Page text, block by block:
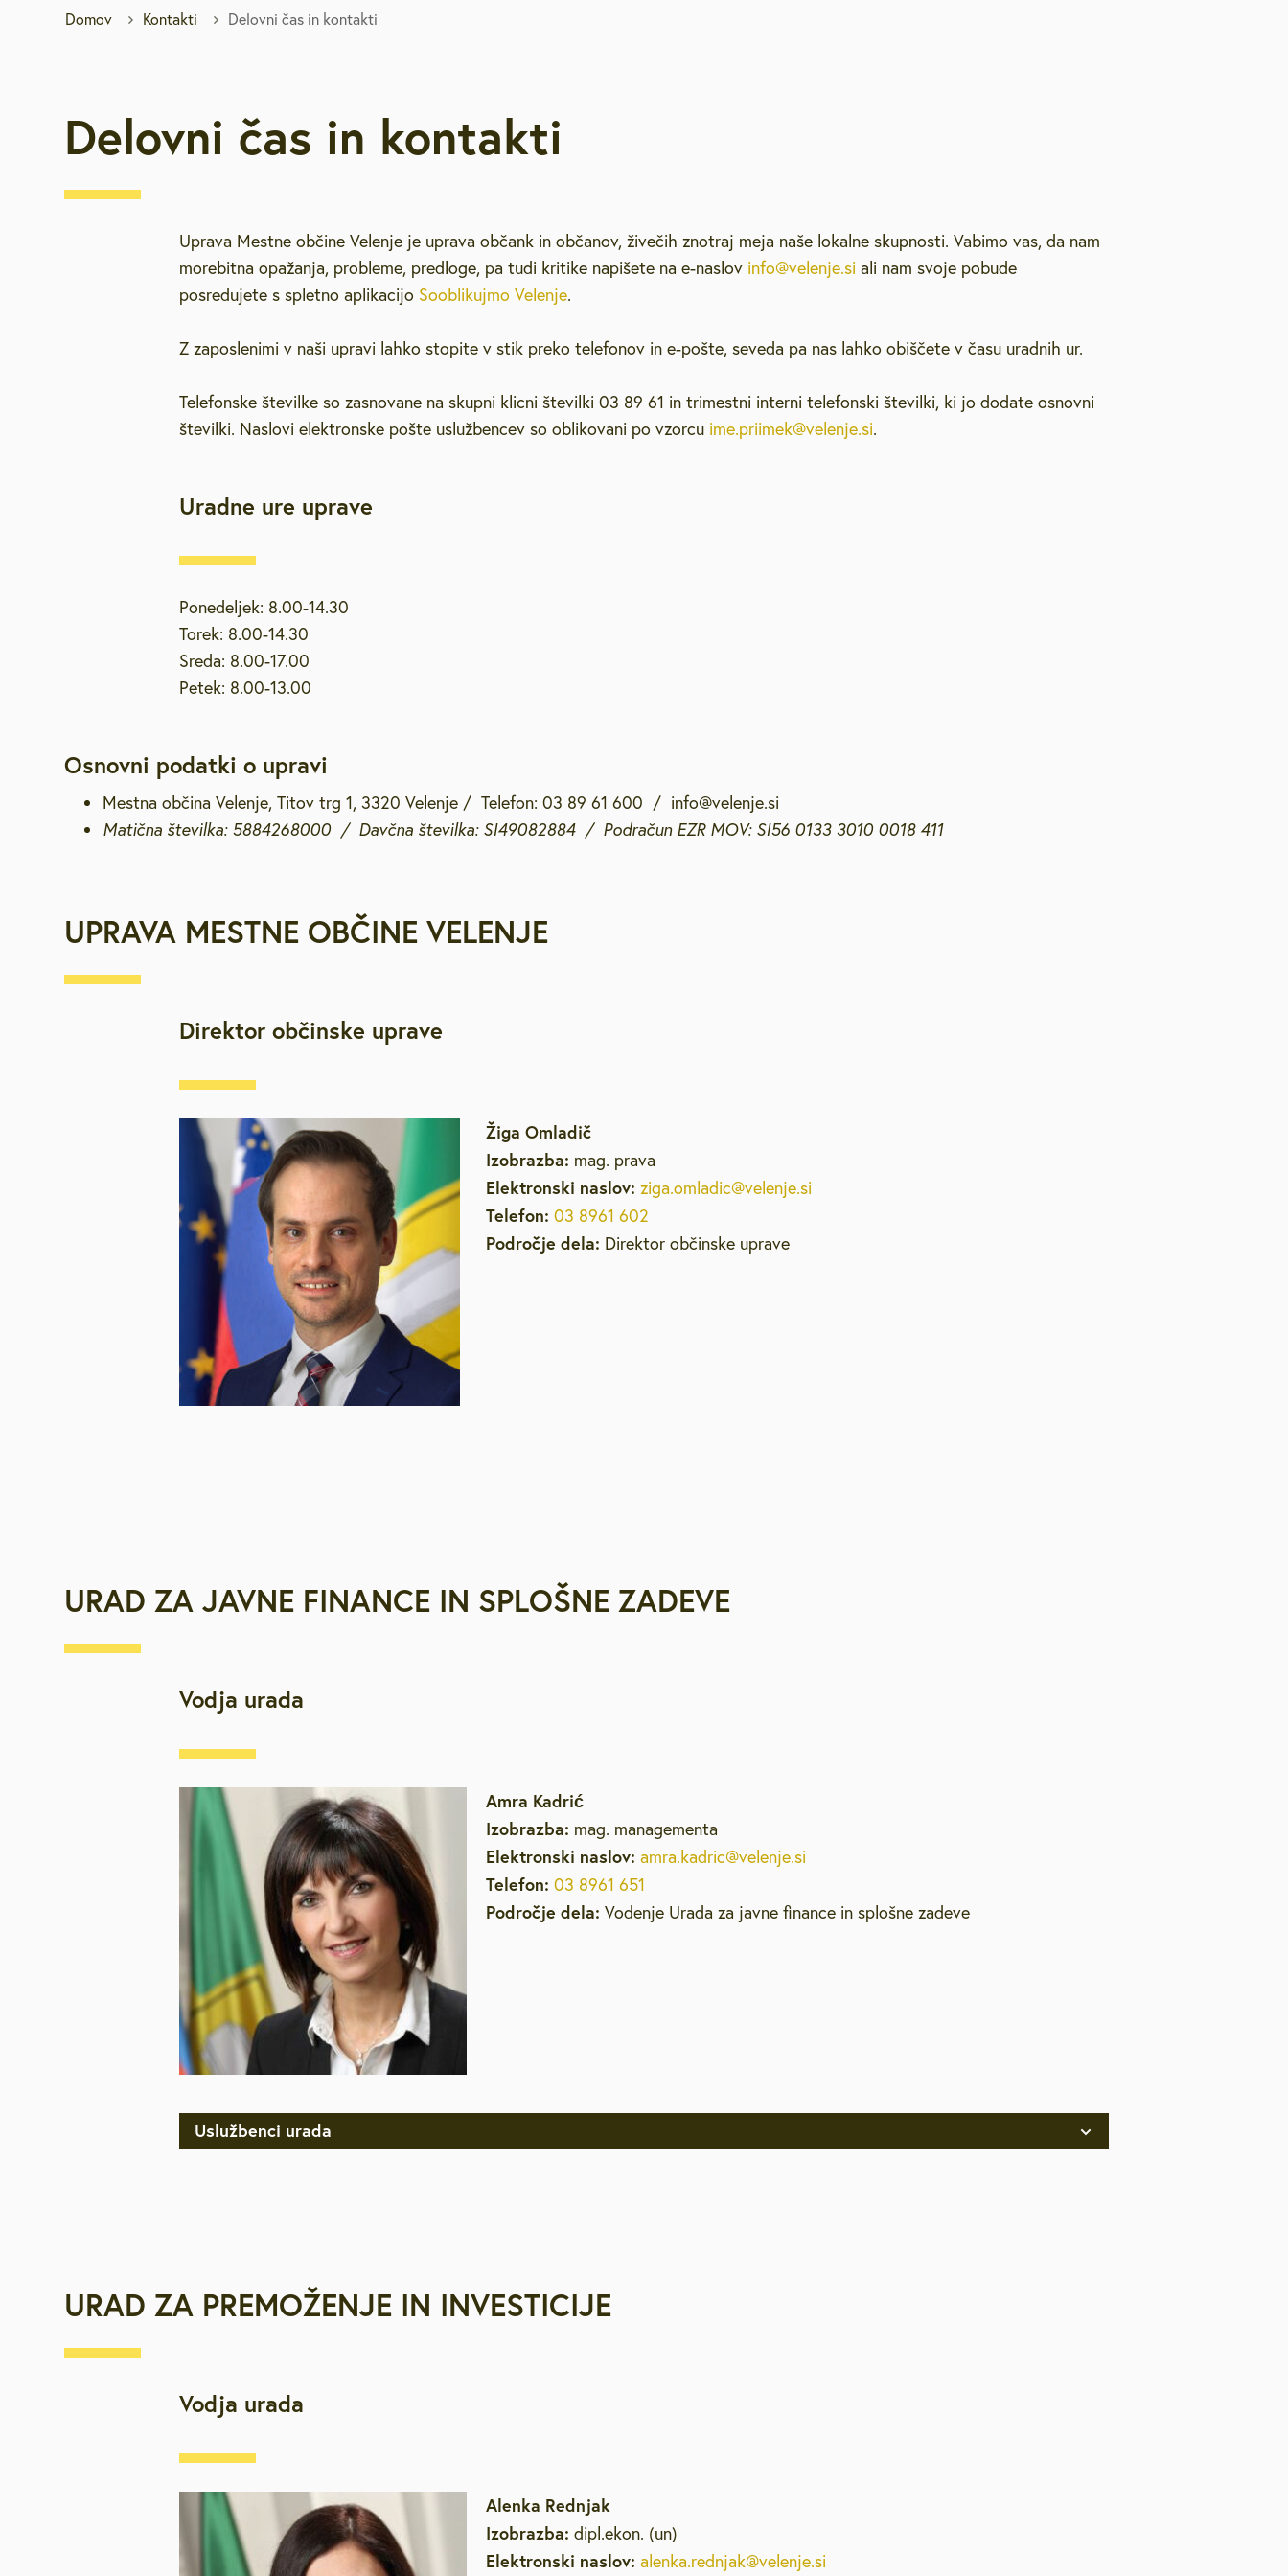
Brezplačna svetovanja
Brezplačna psihološka
svetovalnica
Sooblikujmo Velenje
Volitve v DZ 2026
Domov Kontakti Delovni čas in kontakti
Delovni čas in kontakti
Uprava Mestne občine Velenje je uprava občank in občanov, živečih znotraj meja naše lokalne skupnosti. Vabimo vas, da nam
morebitna opažanja, probleme, predloge, pa tudi kritike napišete na e-naslov info@velenje.si ali nam svoje pobude
posredujete s spletno aplikacijo Sooblikujmo Velenje.
Z zaposlenimi v naši upravi lahko stopite v stik preko telefonov in e-pošte, seveda pa nas lahko obiščete v času uradnih ur.
Telefonske številke so zasnovane na skupni klicni številki 03 89 61 in trimestni interni telefonski številki, ki jo dodate osnovni
številki. Naslovi elektronske pošte uslužbencev so oblikovani po vzorcu ime.priimek@velenje.si.
Uradne ure uprave
Ponedeljek: 8.00-14.30
Torek: 8.00-14.30
Sreda: 8.00-17.00
Petek: 8.00-13.00
Osnovni podatki o upravi
Mestna občina Velenje, Titov trg 1, 3320 Velenje / Telefon: 03 89 61 600 / info@velenje.si
Matična številka: 5884268000 / Davčna številka: SI49082884 / Podračun EZR MOV: SI56 0133 3010 0018 411
UPRAVA MESTNE OBČINE VELENJE
Direktor občinske uprave
Žiga Omladič
Izobrazba: mag. prava
Elektronski naslov: ziga.omladic@velenje.si
Telefon: 03 8961 602
Področje dela: Direktor občinske uprave
URAD ZA JAVNE FINANCE IN SPLOŠNE ZADEVE
Vodja urada
Amra Kadrić
Izobrazba: mag. managementa
Elektronski naslov: amra.kadric@velenje.si
Telefon: 03 8961 651
Področje dela: Vodenje Urada za javne finance in splošne zadeve
Uslužbenci urada
URAD ZA PREMOŽENJE IN INVESTICIJE
Vodja urada
Alenka Rednjak
Izobrazba: dipl.ekon. (un)
Elektronski naslov: alenka.rednjak@velenje.si